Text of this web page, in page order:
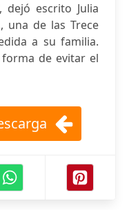
escrito Julia
una de las Trece
a su familia.
de evitar el